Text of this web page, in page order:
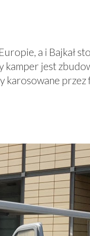
a i Bajkał
kamper jest
karosowane przez